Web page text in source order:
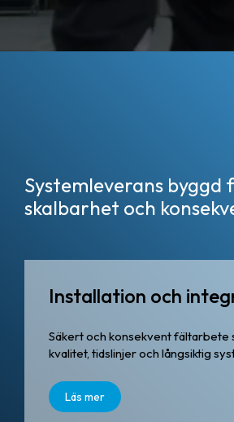
Systemleverans byggd
skalbarhet och
Installation och
Säkert och konsekvent fältarbete
kvalitet, tidslinjer och långsiktig
Läs mer